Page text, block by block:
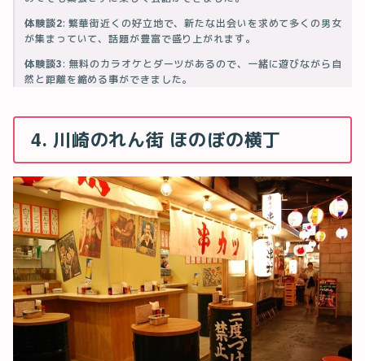
体験談2: 繁華街近くの好立地で、新たな出会いを求めて多くの男女
が集まっていて、話題が豊富で盛り上がれます。
体験談3: 無料のカラオケとダーツがあるので、一緒に遊びながら自
然と距離を縮める事ができました。
4. 川崎のれん街 ほのぼの横丁